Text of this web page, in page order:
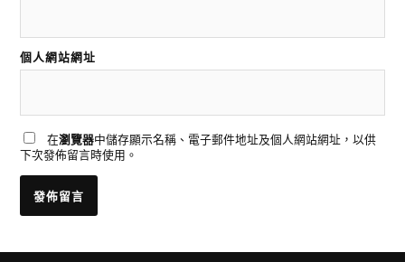
個人網站網址
在瀏覽器中儲存顯示名稱、電子郵件地址及個人網站網址，以供
下次發佈留言時使用。